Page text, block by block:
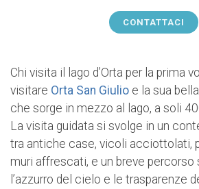
CONTATTACI
Chi visita il lago d’Orta per la prima
visitare Orta San Giulio e la sua
che sorge in mezzo al lago, a soli
La visita guidata si svolge in un
tra antiche case, vicoli acciottolati,
muri affrescati, e un breve percorso
l’azzurro del cielo e le trasparenze